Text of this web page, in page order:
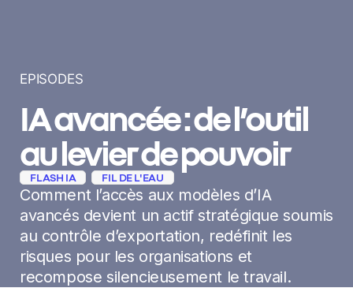
EPISODES
IA avancée : de l’outil
au levier de pouvoir
FLASH IA FIL DE L'EAU
Comment l’accès aux modèles d’IA
avancés devient un actif stratégique soumis
au contrôle d’exportation, redéfinit les
risques pour les organisations et
recompose silencieusement le travail.